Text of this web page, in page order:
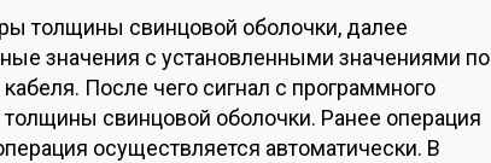
толщины свинцовой оболочки, далее
значения с установленными значениями по
После чего сигнал с программного
свинцовой оболочки. Ранее операция
осуществляется автоматически. В